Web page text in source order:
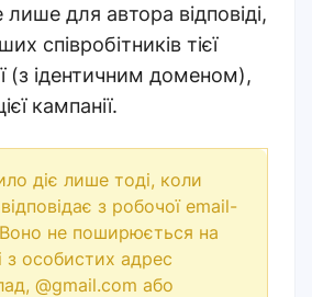
для автора відповіді,
співробітників тієї
(з ідентичним доменом),
кампанії.
діє лише тоді, коли
з робочої email-
не поширюється на
з особистих адрес
@gmail.com або